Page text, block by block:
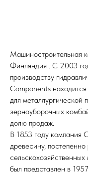
Машиностроительная
Финляндия . С 2003
производству
Components
для
зерноуборочных
долю продаж.
В 1853 году компания
древесину,
был представлен в